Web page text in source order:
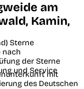
am
Kamin,
mit
des Deutschen
Sterne
nach
der Sterne
und Service